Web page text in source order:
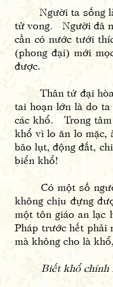
Người ta sống là
tử vong. Người đã
cần có nước tưới
(phong đại) mới
được.
Thân tứ đại hòa
tai hoạn lớn là do
các khổ. Trong
khổ vì lo ăn lo mặc,
bão lụt, động đất,
biển khổ!
Có một số người
không chịu đựng
một tôn giáo an lạc
Pháp trước hết
mà không cho là
Biết khổ chính